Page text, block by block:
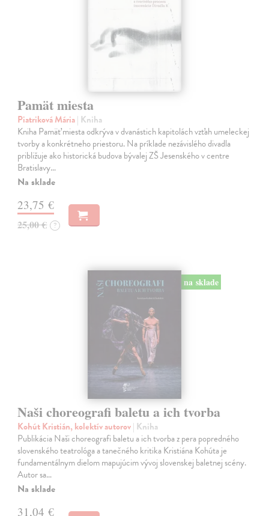
Pamät miesta
Piatriková Mária| Kniha
Kniha Pamäť miesta odkrýva v dvanástich kapitolách vzťah umeleckej
tvorby a konkrétneho priestoru. Na príklade nezávislého divadla
približuje ako historická budova bývalej ZŠ Jesenského v centre
Bratislavy…
Na sklade
23,75 €
25,00 € ?
na sklade
Naši choreografi baletu a ich tvorba
Kohút Kristián, kolektív autorov| Kniha
Publikácia Naši choreografi baletu a ich tvorba z pera popredného
slovenského teatrológa a tanečného kritika Kristiána Kohúta je
fundamentálnym dielom mapujúcim vývoj slovenskej baletnej scény.
Autor sa…
Na sklade
31,04 €